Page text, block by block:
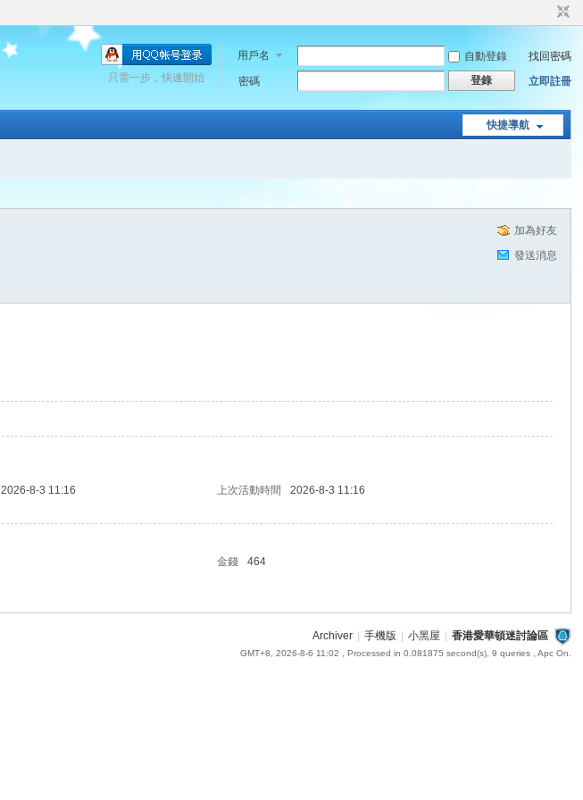
用戶名 自動登錄
找回密碼
密碼
登錄 立即註冊
只需一步，快速開始
快捷導航
加為好友
發送消息
2026-8-3 11:16 上次活動時間
2026-8-3 11:16
金錢
464
Archiver 手機版 小黑屋 香港愛華頓迷討論區
GMT+8, 2026-8-6 11:02 , Processed in 0.081875 second(s), 9 queries , Apc On.